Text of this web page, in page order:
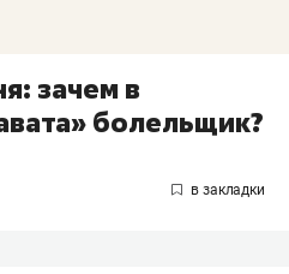
зачем в
болельщик?